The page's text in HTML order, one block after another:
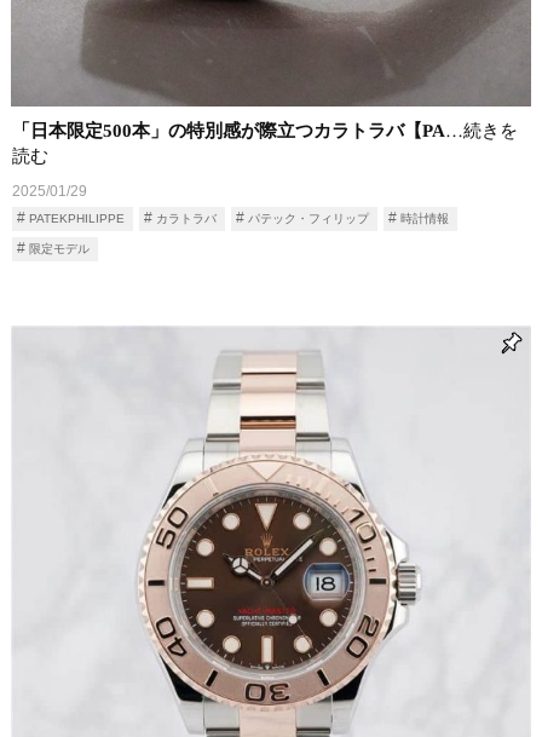
「日本限定500本」の特別感が際立つカラトラバ【PA…続きを
読む
2025/01/29
PATEKPHILIPPE カラトラバ パテック・フィリップ 時計情報
限定モデル